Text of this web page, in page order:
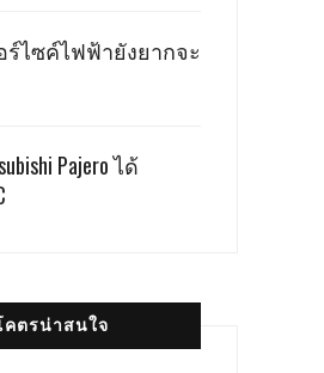
ร์ไซค์ไฟฟ้ายังยากจะ
Pajero ได้
คตรน่าสนใจ